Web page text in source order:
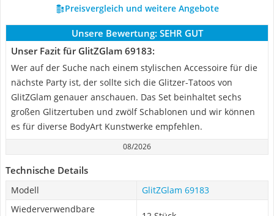
Preisvergleich und weitere Angebote
Unsere Bewertung: SEHR GUT
Unser Fazit für GlitZGlam 69183:
Wer auf der Suche nach einem stylischen Accessoire für die
nächste Party ist, der sollte sich die Glitzer-Tatoos von
GlitZGlam genauer anschauen. Das Set beinhaltet sechs
großen Glitzertuben und zwölf Schablonen und wir können
es für diverse BodyArt Kunstwerke empfehlen.
08/2026
Technische Details
Modell
GlitZGlam 69183
Wiederverwendbare